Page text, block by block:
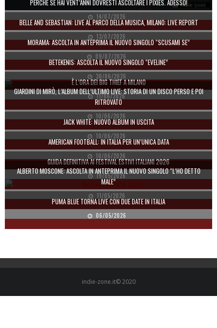
PERCHÉ SE HAI VENT’ANNI DOVRESTI ASCOLTARE I PIXIES. ADESSO!
14/07/2026
BELLE AND SEBASTIAN: LIVE AL PARCO DELLA MUSICA, MILANO: LIVE REPORT
13/07/2026
MORAMA: ASCOLTA IN ANTEPRIMA IL NUOVO SINGOLO “SCUSAMI SE”
09/07/2026
BETEKENIS: ASCOLTA IL NUOVO SINGOLO “EVELINE”
30/06/2026
È L’ORA DEI BIG THIEF A MILANO
11/06/2026
GIARDINI DI MIRÒ, L’ALBUM DELL’ULTIMO LIVE: STORIA DI UN DISCO PERSO E POI
RITROVATO
10/06/2026
JACK WHITE: NUOVO ALBUM IN USCITA
10/06/2026
AMERICAN FOOTBALL: IN ITALIA PER UN’UNICA DATA
10/06/2026
GUIDA DEFINITIVA AI FESTIVAL ESTIVI ITALIANI 2026
19/05/2026
ALBERTO MOSCONE: ASCOLTA IN ANTEPRIMA IL NUOVO SINGOLO “L’HO DETTO
MALE”
11/05/2026
PUMA BLUE TORNA LIVE CON DUE DATE IN ITALIA
06/05/2026
indie-zone.it© 2020